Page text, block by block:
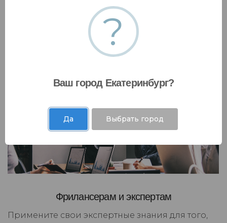
опыта в решении масштабных бизнес-задач. Мы
поможем вам максимально эффективно
использовать ваши навыки и знания, чтобы
достичь желаемого успеха и умело
капитализировать на своих достижениях.
Фрилансерам и экспертам
Примените свои экспертные знания для того,
?
Ваш город Екатеринбург?
Да Выбрать город